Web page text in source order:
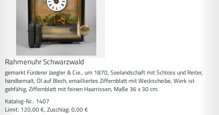
Rahmenuhr Schwarzwald
gemarkt Fürderer Jaegler & Cie., um 1870, Seelandschaft mit Schloss und Reiter,
handbemalt, Öl auf Blech, emailliertes Ziffernblatt mit Weckscheibe, Werk ist
gehfähig, Ziffernblatt mit feinen Haarrissen, Maße 36 x 30 cm.
Katalog-Nr.: 1407
Limit: 120,00 €, Zuschlag: 0,00 €